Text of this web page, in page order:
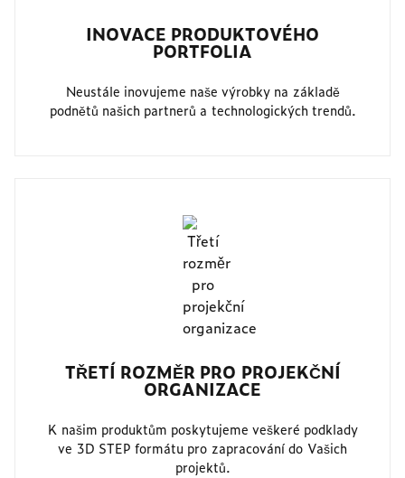
INOVACE PRODUKTOVÉHO
PORTFOLIA
Neustále inovujeme naše výrobky na základě
podnětů našich partnerů a technologických trendů.
TŘETÍ ROZMĚR PRO PROJEKČNÍ
ORGANIZACE
K našim produktům poskytujeme veškeré podklady
ve 3D STEP formátu pro zapracování do Vašich
projektů.